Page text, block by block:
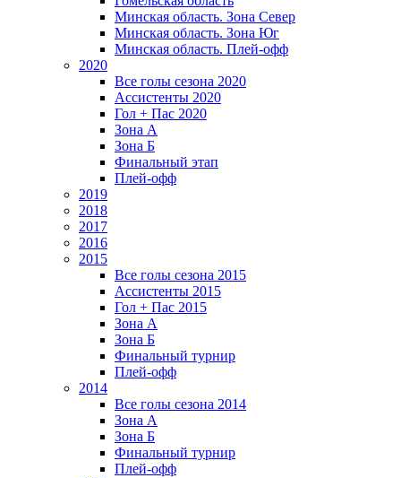
Минская область. Зона Север
Минская область. Зона Юг
Минская область. Плей-офф
2020
Все голы сезона 2020
Ассистенты 2020
Гол + Пас 2020
Зона А
Зона Б
Финальный этап
Плей-офф
2019
2018
2017
2016
2015
Все голы сезона 2015
Ассистенты 2015
Гол + Пас 2015
Зона А
Зона Б
Финальный турнир
Плей-офф
2014
Все голы сезона 2014
Зона А
Зона Б
Финальный турнир
Плей-офф